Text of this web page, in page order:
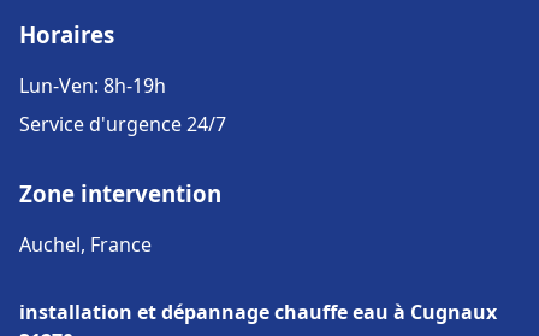
Horaires
Lun-Ven: 8h-19h
Service d'urgence 24/7
Zone intervention
Auchel, France
installation et dépannage chauffe eau à Cugnaux